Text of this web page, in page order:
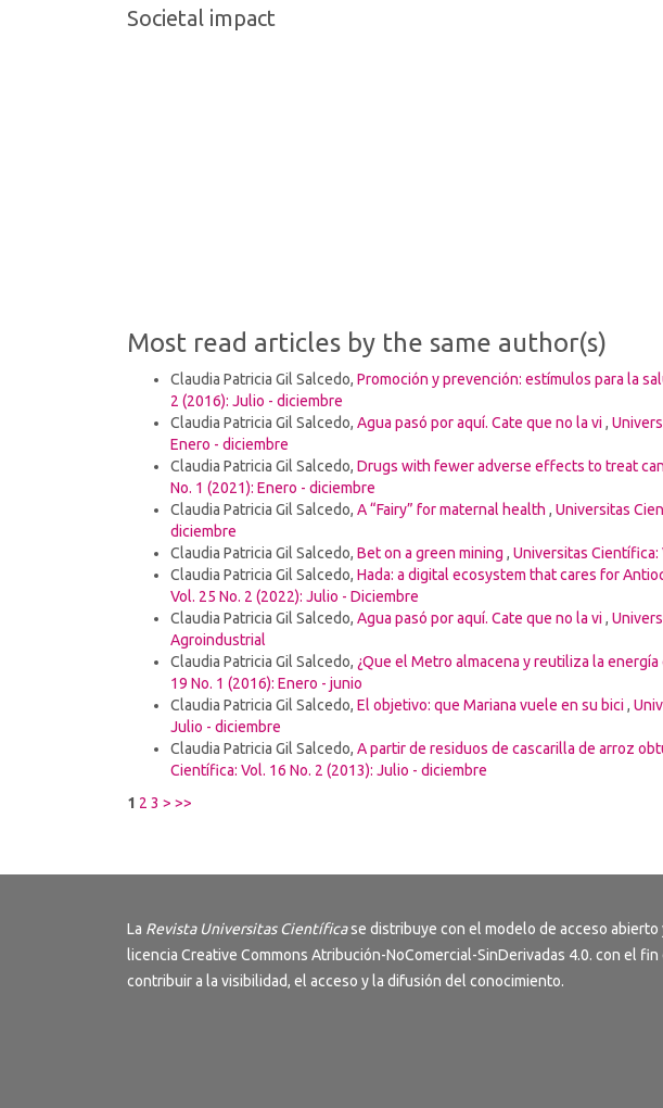
Societal impact
Most read articles by the same author(s)
Claudia Patricia Gil Salcedo, Promoción y prevención: estímulos para la
2 (2016): Julio - diciembre
Claudia Patricia Gil Salcedo, Agua pasó por aquí. Cate que no la vi ,
Enero - diciembre
Claudia Patricia Gil Salcedo, Drugs with fewer adverse effects to treat
No. 1 (2021): Enero - diciembre
Claudia Patricia Gil Salcedo, A “Fairy” for maternal health , Universitas
diciembre
Claudia Patricia Gil Salcedo, Bet on a green mining , Universitas Científica:
Claudia Patricia Gil Salcedo, Hada: a digital ecosystem that cares for
Vol. 25 No. 2 (2022): Julio - Diciembre
Claudia Patricia Gil Salcedo, Agua pasó por aquí. Cate que no la vi ,
Agroindustrial
Claudia Patricia Gil Salcedo, ¿Que el Metro almacena y reutiliza la energía
19 No. 1 (2016): Enero - junio
Claudia Patricia Gil Salcedo, El objetivo: que Mariana vuele en su bici ,
Julio - diciembre
Claudia Patricia Gil Salcedo, A partir de residuos de cascarilla de arroz
Científica: Vol. 16 No. 2 (2013): Julio - diciembre
1 2 3 > >>
La Revista Universitas Científicase distribuye con el modelo de acceso abierto
licencia Creative Commons Atribución-NoComercial-SinDerivadas 4.0. con el fin
contribuir a la visibilidad, el acceso y la difusión del conocimiento.